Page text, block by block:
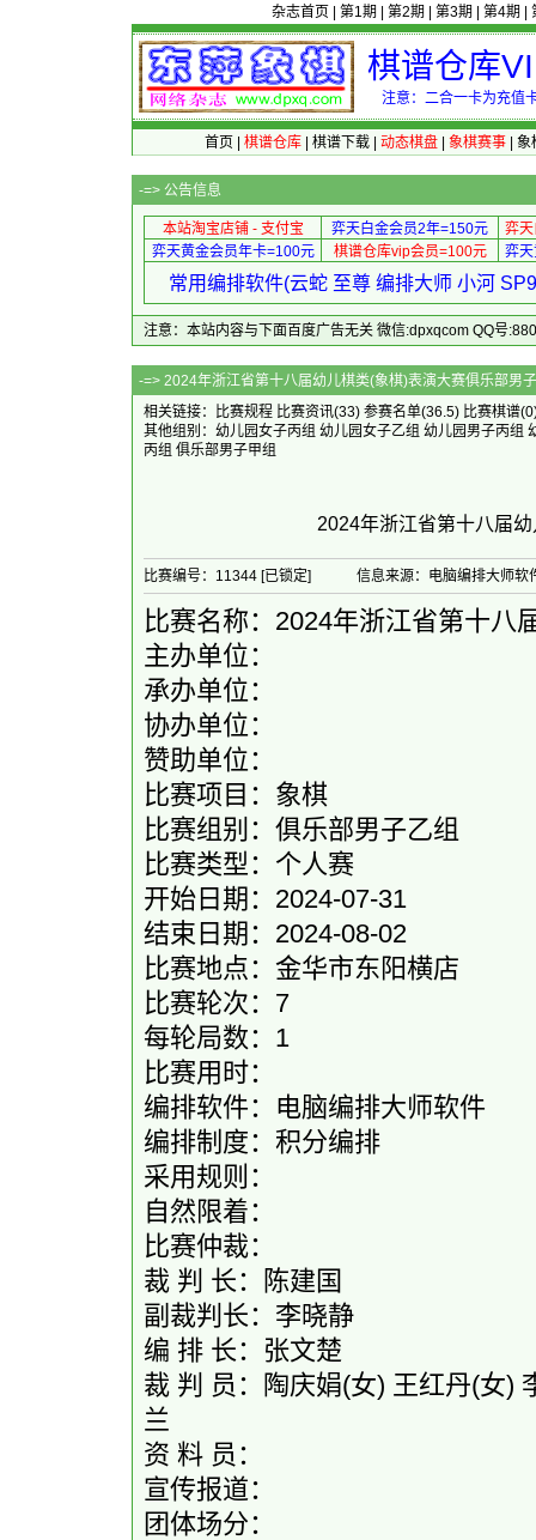
杂志首页 第1期 第2期 第3期 第4期
棋谱仓库
注意：二合一卡为充值
首页 棋谱仓库| 棋谱下载| 动态棋盘| 象棋赛事| 象
-=> 公告信息
本站淘宝店铺 - 支付宝 弈天白金会员2年=150元
弈
弈天黄金会员年卡=100元
棋谱仓库vip会员=100元 弈
常用编排软件(云蛇 至尊 编排大师 小河
注意：本站内容与下面百度广告无关 微信:dpxqcom QQ号
-=> 2024年浙江省第十八届幼儿棋类(象棋)表演大赛俱
相关链接：
比赛规程 比赛资讯(33) 参赛名单(36.5) 比赛棋谱
其他组别： 幼儿园女子丙组 幼儿园女子乙组 幼儿园男子丙组
丙组 俱乐部男子甲组
2024年浙江省第十八届
比赛编号：11344 [已锁定] 信息来源：电脑编排大师软
比赛名称：2024年浙江省第十八
主办单位：
承办单位：
协办单位：
赞助单位：
比赛项目：象棋
比赛组别：俱乐部男子乙组
比赛类型：个人赛
开始日期：2024-07-31
结束日期：2024-08-02
比赛地点：金华市东阳横店
比赛轮次：7
每轮局数：1
比赛用时：
编排软件：电脑编排大师软件
编排制度：积分编排
采用规则：
自然限着：
比赛仲裁：
裁 判 长：陈建国
副裁判长：李晓静
编 排 长：张文楚
裁 判 员：陶庆娟(女) 王红丹(女)
兰
资 料 员：
宣传报道：
团体场分：